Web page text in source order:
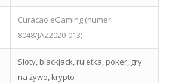
Curacao eGaming (numer
8048/JAZ2020-013)
Sloty, blackjack, ruletka, poker, gry
na żywo, krypto